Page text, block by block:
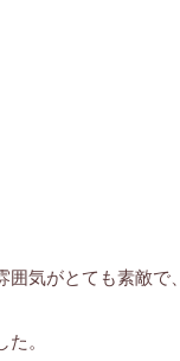
気がとても素敵で、
。